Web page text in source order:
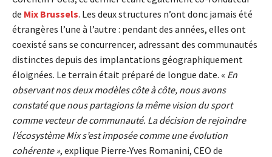
de Mix Brussels. Les deux structures n’ont donc jamais été
étrangères l’une à l’autre : pendant des années, elles ont
coexisté sans se concurrencer, adressant des communautés
distinctes depuis des implantations géographiquement
éloignées. Le terrain était préparé de longue date. « En
observant nos deux modèles côte à côte, nous avons
constaté que nous partagions la même vision du sport
comme vecteur de communauté. La décision de rejoindre
l’écosystème Mix s’est imposée comme une évolution
cohérente », explique Pierre-Yves Romanini, CEO de